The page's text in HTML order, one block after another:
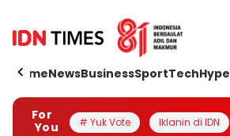
HomeNewsBusinessSportTechHype
For
You
# Yuk Vote Iklanin di IDN